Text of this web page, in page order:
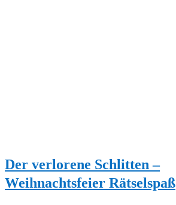
Der verlorene Schlitten –
Weihnachtsfeier Rätselspaß